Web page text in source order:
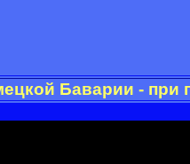
Баварии - при